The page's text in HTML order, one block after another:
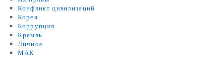
Конфликт цивилизаций
Корея
Коррупция
Кремль
Личное
МАК